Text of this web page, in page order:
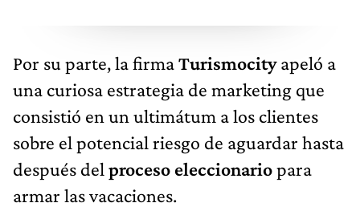
Por su parte, la firmaTurismocityapeló a
una curiosa estrategia de marketing que
consistió en un ultimátum a los clientes
sobre el potencial riesgo de aguardar hasta
después del proceso eleccionariopara
armar las vacaciones.